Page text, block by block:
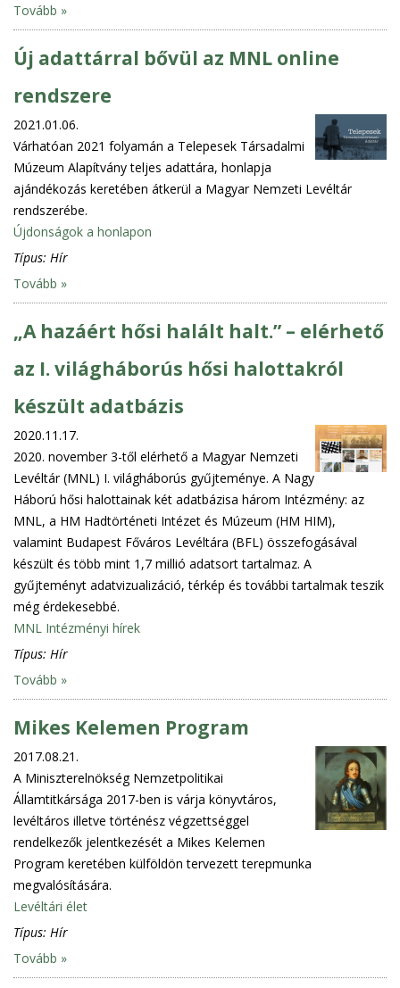
Tovább »
Új adattárral bővül az MNL online
rendszere
2021.01.06.
Várhatóan 2021 folyamán a Telepesek Társadalmi
Múzeum Alapítvány teljes adattára, honlapja
ajándékozás keretében átkerül a Magyar Nemzeti Levéltár
rendszerébe.
Újdonságok a honlapon
Típus: Hír
Tovább »
„A hazáért hősi halált halt.” – elérhető
az I. világháborús hősi halottakról
készült adatbázis
2020.11.17.
2020. november 3-től elérhető a Magyar Nemzeti
Levéltár (MNL) I. világháborús gyűjteménye. A Nagy
Háború hősi halottainak két adatbázisa három Intézmény: az
MNL, a HM Hadtörténeti Intézet és Múzeum (HM HIM),
valamint Budapest Főváros Levéltára (BFL) összefogásával
készült és több mint 1,7 millió adatsort tartalmaz. A
gyűjteményt adatvizualizáció, térkép és további tartalmak teszik
még érdekesebbé.
MNL Intézményi hírek
Típus: Hír
Tovább »
Mikes Kelemen Program
2017.08.21.
A Miniszterelnökség Nemzetpolitikai
Államtitkársága 2017-ben is várja könyvtáros,
levéltáros illetve történész végzettséggel
rendelkezők jelentkezését a Mikes Kelemen
Program keretében külföldön tervezett terepmunka
megvalósítására.
Levéltári élet
Típus: Hír
Tovább »